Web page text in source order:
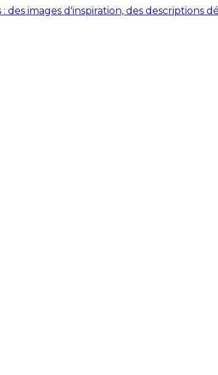
images d'inspiration, des descriptions